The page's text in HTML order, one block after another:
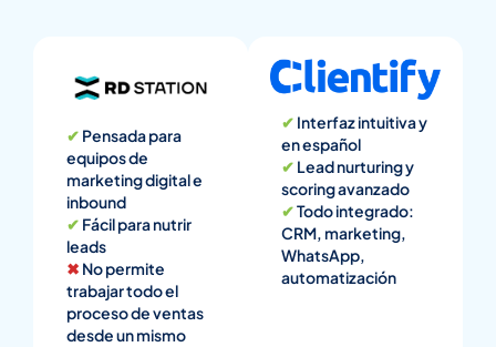
✔ Pensada para
equipos de
marketing digital e
inbound
✔ Fácil para nutrir
leads
✖ No permite
trabajar todo el
proceso de ventas
desde un mismo
✔ Interfaz intuitiva y
en español
✔ Lead nurturing y
scoring avanzado
✔Todo integrado:
CRM, marketing,
WhatsApp,
automatización